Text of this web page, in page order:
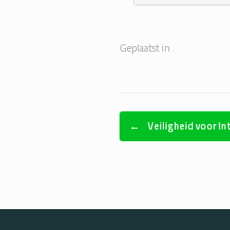
Geplaatst in .
Bericht navigatie
← Veiligheid voor